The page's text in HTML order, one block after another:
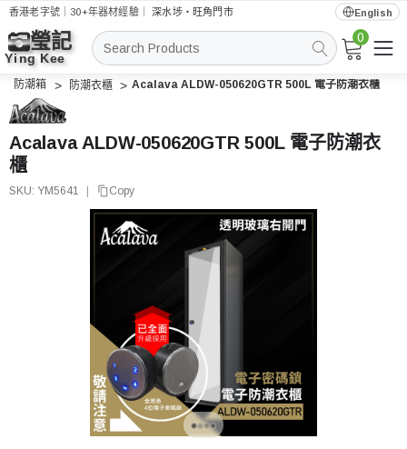
香港老字號｜30+年器材經驗｜深水埗・旺角門市 English
搜
索
0
防潮箱 防潮衣櫃 Acalava ALDW-050620GTR 500L 電子防潮衣櫃
Acalava ALDW-050620GTR 500L 電子防潮衣
櫃
SKU: YM5641 Copy